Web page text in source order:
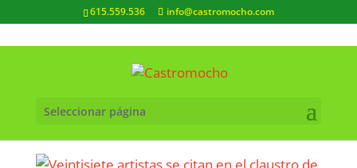
615.559.536 info@castromocho.com
Seleccionar página